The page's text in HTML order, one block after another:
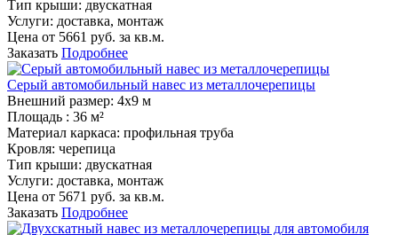
Тип крыши: двускатная
Услуги: доставка, монтаж
Цена от 5661 руб. за кв.м.
Заказать Подробнее
Серый автомобильный навес из металлочерепицы
Внешний размер: 4х9 м
Площадь : 36 м²
Материал каркаса: профильная труба
Кровля: черепица
Тип крыши: двускатная
Услуги: доставка, монтаж
Цена от 5671 руб. за кв.м.
Заказать Подробнее